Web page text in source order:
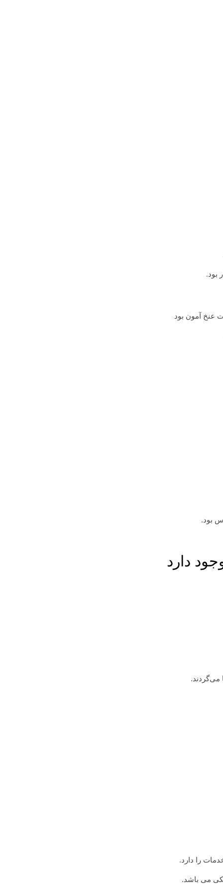
عنخ آمون بود
دارد
می‌گردند.
را دارد.
می باشد.